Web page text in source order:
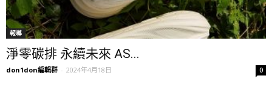
報導
淨零碳排 永續未來 AS...
don1don編輯群 - 2024年4月18日 0